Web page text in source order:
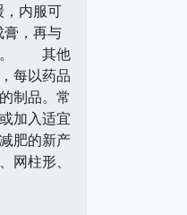
内服可
，再与
病。 其他
每以药品
制品。常
加入适宜
肥的新产
柱形、